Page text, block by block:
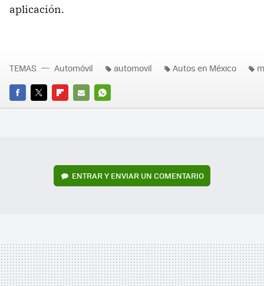
aplicación.
FACEBOOK
TWITTERFLIPBOARD
E-
WHATSAPP
TEMAS Automóvil automovil Autos en México
ENTRAR Y ENVIAR UN COMENTARIO